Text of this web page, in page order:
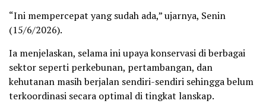
“Ini mempercepat yang sudah ada,” ujarnya, Senin
(15/6/2026).
Ia menjelaskan, selama ini upaya konservasi di berbagai
sektor seperti perkebunan, pertambangan, dan
kehutanan masih berjalan sendiri-sendiri sehingga belum
terkoordinasi secara optimal di tingkat lanskap.